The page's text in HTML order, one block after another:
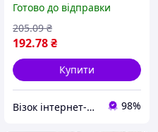
(4820060040695)
Готово до відправки
192.78₴
205.09 ₴
Купити
Візок інтернет-магазин 98%